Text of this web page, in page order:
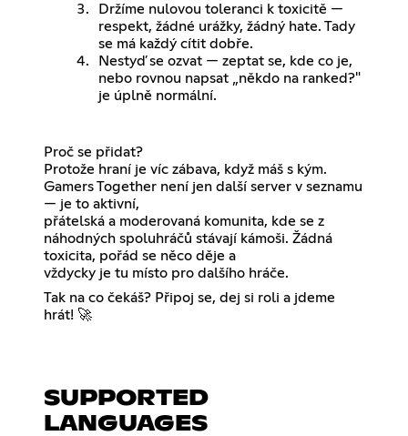
Držíme nulovou toleranci k toxicitě —
respekt, žádné urážky, žádný hate. Tady
se má každý cítit dobře.
Nestyď se ozvat — zeptat se, kde co je,
nebo rovnou napsat „někdo na ranked?"
je úplně normální.
Proč se přidat?
Protože hraní je víc zábava, když máš s kým.
Gamers Together není jen další server v seznamu
— je to aktivní,
přátelská a moderovaná komunita, kde se z
náhodných spoluhráčů stávají kámoši. Žádná
toxicita, pořád se něco děje a
vždycky je tu místo pro dalšího hráče.
Tak na co čekáš? Připoj se, dej si roli a jdeme
hrát! 🚀
SUPPORTED
LANGUAGES